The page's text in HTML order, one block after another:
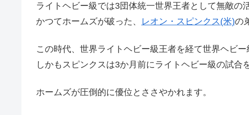
ライトヘビー級では3団体統一世界王者として無敵の
かつてホームズが破った、 レオン・スピンクス(米)の
この時代、世界ライトヘビー級王者を経て世界ヘビ
しかもスピンクスは3か月前にライトヘビー級の試合
ホームズが圧倒的に優位とささやかれます。